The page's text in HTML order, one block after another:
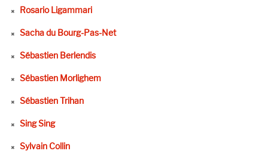
Rosario Ligammari
Sacha du Bourg-Pas-Net
Sébastien Berlendis
Sébastien Morlighem
Sébastien Trihan
Sing Sing
Sylvain Collin